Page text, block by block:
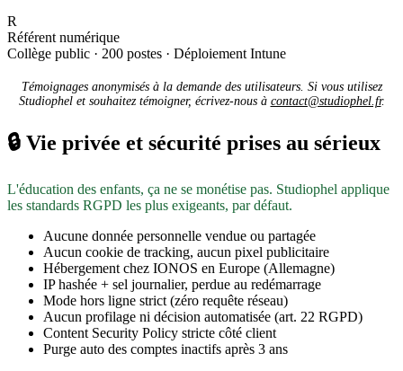
R
Référent numérique
Collège public · 200 postes · Déploiement Intune
Témoignages anonymisés à la demande des utilisateurs. Si vous utilisez
Studiophel et souhaitez témoigner, écrivez-nous à contact@studiophel.fr.
🔒 Vie privée et sécurité prises au sérieux
L'éducation des enfants, ça ne se monétise pas. Studiophel applique
les standards RGPD les plus exigeants, par défaut.
Aucune donnée personnelle vendue ou partagée
Aucun cookie de tracking, aucun pixel publicitaire
Hébergement chez IONOS en Europe (Allemagne)
IP hashée + sel journalier, perdue au redémarrage
Mode hors ligne strict (zéro requête réseau)
Aucun profilage ni décision automatisée (art. 22 RGPD)
Content Security Policy stricte côté client
Purge auto des comptes inactifs après 3 ans